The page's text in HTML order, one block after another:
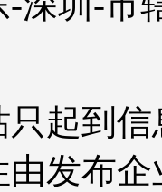
起到
发布